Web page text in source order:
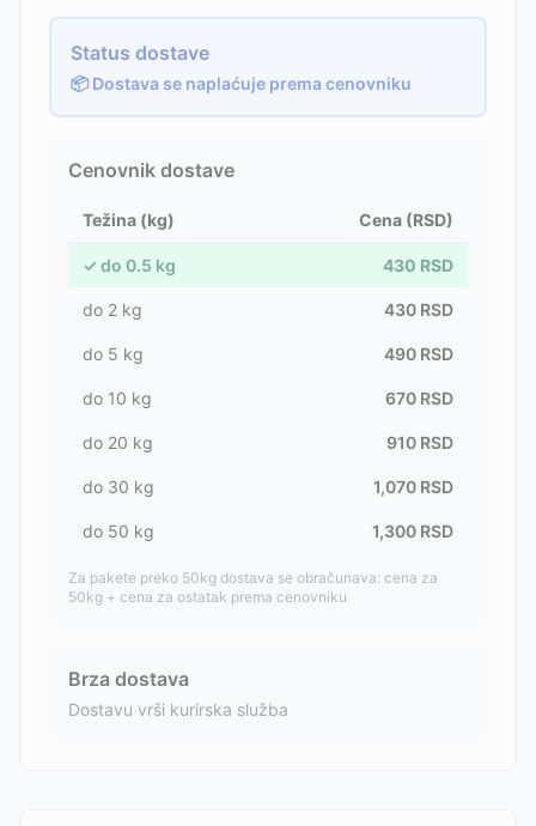
Status dostave
📦 Dostava se naplaćuje prema cenovniku
Cenovnik dostave
Težina (kg) Cena (RSD)
✓ do 0.5 kg 430 RSD
do 2 kg 430 RSD
do 5 kg 490 RSD
do 10 kg 670 RSD
do 20 kg 910 RSD
do 30 kg 1,070 RSD
do 50 kg 1,300 RSD
Za pakete preko 50kg dostava se obračunava: cena za
50kg + cena za ostatak prema cenovniku
Brza dostava
Dostavu vrši kurirska služba